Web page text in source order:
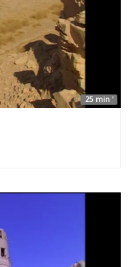
25 min '